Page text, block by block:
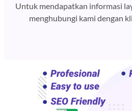
Untuk mendapatkan informasi
menghubungi kami dengan